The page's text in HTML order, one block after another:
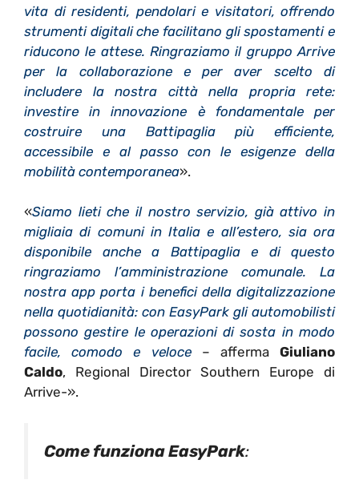
vita di residenti, pendolari e visitatori, offrendo
strumenti digitali che facilitano gli spostamenti e
riducono le attese. Ringraziamo il gruppo Arrive
per la collaborazione e per aver scelto di
includere la nostra città nella propria rete:
investire in innovazione è fondamentale per
costruire una Battipaglia più efficiente,
accessibile e al passo con le esigenze della
mobilità contemporanea».
«Siamo lieti che il nostro servizio, già attivo in
migliaia di comuni in Italia e all’estero, sia ora
disponibile anche a Battipaglia e di questo
ringraziamo l’amministrazione comunale. La
nostra app porta i benefici della digitalizzazione
nella quotidianità: con EasyPark gli automobilisti
possono gestire le operazioni di sosta in modo
facile, comodo e veloce– afferma Giuliano
Caldo, Regional Director Southern Europe di
Arrive-».
Come funziona EasyPark: